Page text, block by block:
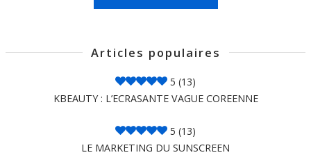
Articles populaires
5 (13)
KBEAUTY : L’ECRASANTE VAGUE COREENNE
5 (13)
LE MARKETING DU SUNSCREEN